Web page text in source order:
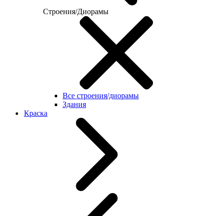
Строения/Диорамы
Все строения/диорамы
Здания
Краска